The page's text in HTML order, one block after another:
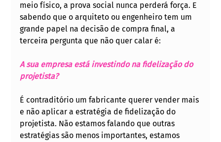
meio físico, a prova social nunca perderá força. E
sabendo que o arquiteto ou engenheiro tem um
grande papel na decisão de compra final, a
terceira pergunta que não quer calar é:
A sua empresa está investindo na fidelização do
projetista?
É contraditório um fabricante querer vender mais
e não aplicar a estratégia de fidelização do
projetista. Não estamos falando que outras
estratégias são menos importantes, estamos